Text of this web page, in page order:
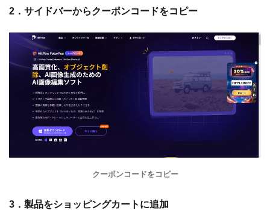
2．サイドバーからクーポンコードをコピー
クーポンコードをコピー
3．製品をショッピングカートに追加